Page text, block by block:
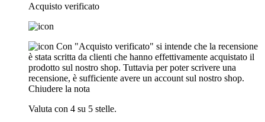
Acquisto verificato
Con "Acquisto verificato" si intende che la recensione
è stata scritta da clienti che hanno effettivamente acquistato il
prodotto sul nostro shop. Tuttavia per poter scrivere una
recensione, è sufficiente avere un account sul nostro shop.
Chiudere la nota
Valuta con 4 su 5 stelle.